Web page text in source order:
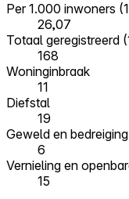
Per 1.000 inwoners
26,07
Totaal geregistreerd
168
Woninginbraak
11
Diefstal
19
Geweld en bedreiging
6
Vernieling en
15